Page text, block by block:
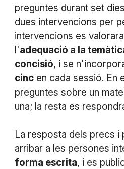
preguntes durant set
dues intervencions per
intervencions es
l'adequació a la
concisió, i se
cincen cada sessió. En
preguntes sobre un
una; la resta es
La resposta dels precs i
arribar a les persones
forma escrita, i es